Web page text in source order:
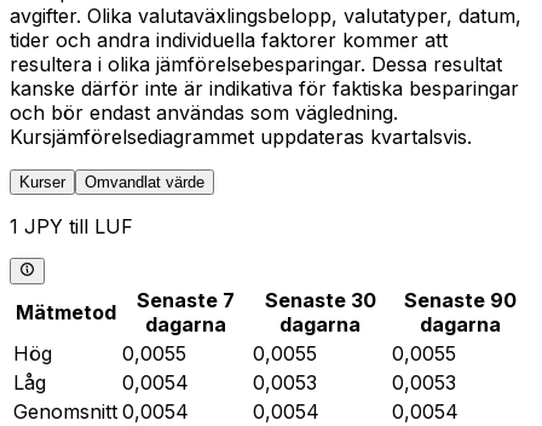
avgifter. Olika valutaväxlingsbelopp, valutatyper, datum,
tider och andra individuella faktorer kommer att
resultera i olika jämförelsebesparingar. Dessa resultat
kanske därför inte är indikativa för faktiska besparingar
och bör endast användas som vägledning.
Kursjämförelsediagrammet uppdateras kvartalsvis.
Kurser Omvandlat värde
1 JPY till LUF
Mätmetod
Senaste 7
dagarna
Senaste 30
dagarna
Senaste 90
dagarna
Hög
0,0055 0,0055
0,0055
Låg
0,0054 0,0053
0,0053
Genomsnitt 0,0054 0,0054
0,0054